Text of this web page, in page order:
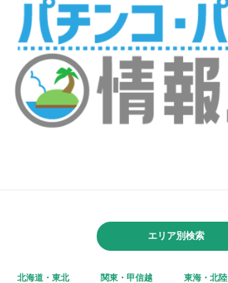
エリア別検索
北海道・東北 関東・甲信越 東海・北陸